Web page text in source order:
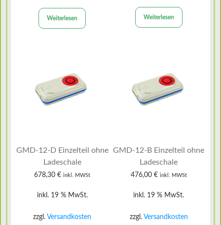
Weiterlesen Weiterlesen
GMD-12-D Einzelteil ohne
Ladeschale
678,30€ inkl. MWSt
inkl. 19 % MwSt.
zzgl.Versandkosten
GMD-12-B Einzelteil ohne
Ladeschale
476,00 € inkl. MWSt
inkl. 19 % MwSt.
zzgl. Versandkosten